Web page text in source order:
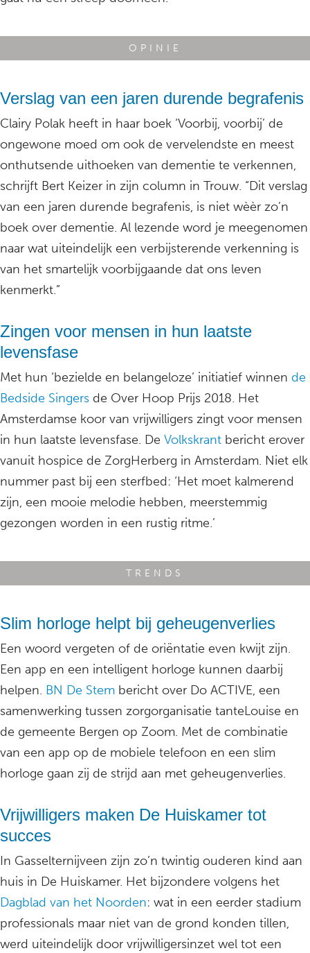
OPINIE
Verslag van een jaren durende begrafenis
Clairy Polak heeft in haar boek ‘Voorbij, voorbij’ de
ongewone moed om ook de vervelendste en meest
onthutsende uithoeken van dementie te verkennen,
schrijft Bert Keizer in zijn column in Trouw. “Dit verslag
van een jaren durende begrafenis, is niet wèèr zo’n
boek over dementie. Al lezende word je meegenomen
naar wat uiteindelijk een verbijsterende verkenning is
van het smartelijk voorbijgaande dat ons leven
kenmerkt.”
Zingen voor mensen in hun laatste
levensfase
Met hun ‘bezielde en belangeloze’ initiatief winnen de
Bedside Singers de Over Hoop Prijs 2018. Het
Amsterdamse koor van vrijwilligers zingt voor mensen
in hun laatste levensfase. De Volkskrant bericht erover
vanuit hospice de ZorgHerberg in Amsterdam. Niet elk
nummer past bij een sterfbed: ‘Het moet kalmerend
zijn, een mooie melodie hebben, meerstemmig
gezongen worden in een rustig ritme.’
TRENDS
Slim horloge helpt bij geheugenverlies
Een woord vergeten of de oriëntatie even kwijt zijn.
Een app en een intelligent horloge kunnen daarbij
helpen. BN De Stem bericht over Do ACTIVE, een
samenwerking tussen zorgorganisatie tanteLouise en
de gemeente Bergen op Zoom. Met de combinatie
van een app op de mobiele telefoon en een slim
horloge gaan zij de strijd aan met geheugenverlies.
Vrijwilligers maken De Huiskamer tot
succes
In Gasselternijveen zijn zo’n twintig ouderen kind aan
huis in De Huiskamer. Het bijzondere volgens het
Dagblad van het Noorden: wat in een eerder stadium
professionals maar niet van de grond konden tillen,
werd uiteindelijk door vrijwilligersinzet wel tot een